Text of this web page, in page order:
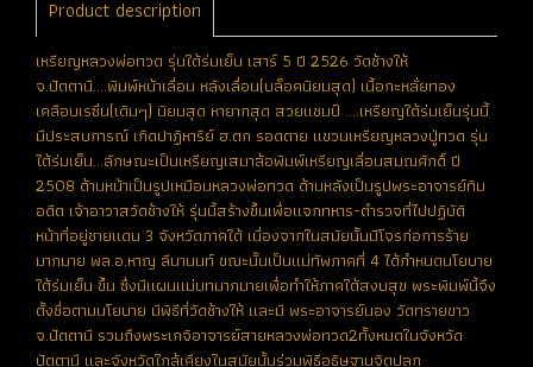
Product description
เหรียญหลวงพ่อทวด รุ่นใต้ร่มเย็น เสาร์ 5 ปี 2526 วัดช้างให้
จ.ปัตตานี....พิมพ์หน้าเลื่อน หลังเลื่อน(บล็อคนิยมสุด) เนื้อกะหลั่ยทอง
เคลือบเรซิ่น(เดิมๆ) นิยมสุด หายากสุด สวยแชมป์ ....เหรียญใต้ร่มเย็นรุ่นนี้
มีประสบการณ์ เกิดปาฏิหาริย์ ฮ.ตก รอดตาย แขวนเหรียญหลวงปู่ทวด รุ่น
ใต้ร่มเย็น...ลักษณะเป็นเหรียญเสมาล้อพิมพ์เหรียญเลื่อนสมณศักดิ์ ปี
2508 ด้านหน้าเป็นรูปเหมือนหลวงพ่อทวด ด้านหลังเป็นรูปพระอาจารย์ทิม
อดีต เจ้าอาวาสวัดช้างให้ รุ่นนี้สร้างขึ้นเพื่อแจกทหาร-ตำรวจที่ไปปฏิบัติ
หน้าที่อยู่ชายแดน 3 จังหวัดภาคใต้ เนื่องจากในสมัยนั้นมีโจรก่อการร้าย
มากมาย พล.อ.หาญ ลีนานนท์ ขณะนั้นเป็นแม่ทัพภาคที่ 4 ได้กำหนดนโยบาย
ใต้ร่มเย็น ขึ้น ซึ่งมีแผนแม่บทมากมายเพื่อทำให้ภาคใต้สงบสุข พระพิมพ์นี้จึง
ตั้งชื่อตามนโยบาย มีพิธีที่วัดช้างให้ และมี พระอาจารย์นอง วัดทรายขาว
จ.ปัตตานี รวมถึงพระเกจิอาจารย์สายหลวงพ่อทวด2ทั้งหมดในจังหวัด
ปัตตานี และจังหวัดใกล้เคียงในสมัยนั้นร่วมพิธีอธิษฐานจิตปลุก